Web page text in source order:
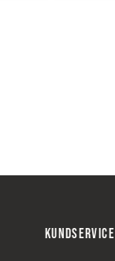
KUNDSERVICE